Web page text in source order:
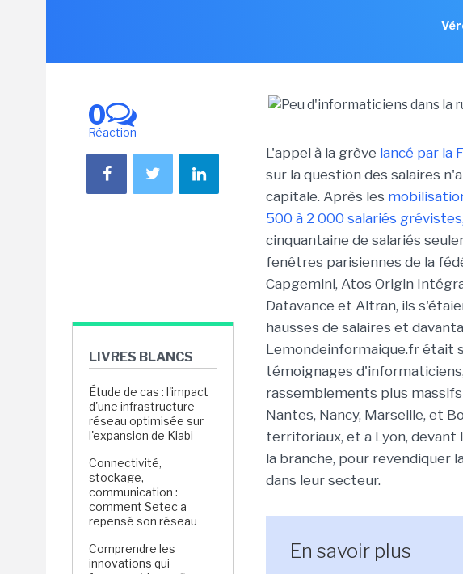
0
Réaction
LIVRES BLANCS
Étude de cas : l'impact
d'une infrastructure
réseau optimisée sur
l'expansion de Kiabi
Connectivité,
stockage,
communication :
comment Setec a
repensé son réseau
Comprendre les
innovations qui
L'appel à la grève lancé par la
sur la question des salaires
capitale. Après les
500 à 2 000 salariés
cinquantaine de salariés
fenêtres parisiennes de la
Capgemini, Atos Origin
Datavance et Altran, ils
hausses de salaires et
Lemondeinformaique.fr était
témoignages
rassemblements plus massifs
Nantes, Nancy, Marseille, et
territoriaux, et a Lyon, devant
la branche, pour revendiquer
dans leur secteur.
En savoir plus